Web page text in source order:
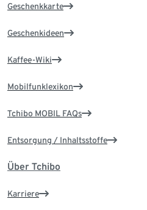
Geschenkkarte
Geschenkideen
Kaffee-Wiki
Mobilfunklexikon
Tchibo MOBIL FAQs
Entsorgung / Inhaltsstoffe
Über Tchibo
Karriere